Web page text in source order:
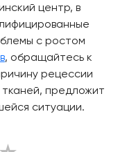
центр, в
с ростом
, обращайтесь к
рецессии
тканей, предложит
ситуации.